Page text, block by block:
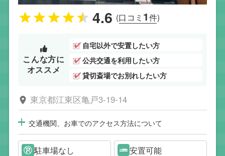
4.6 (口コミ 1件)
こんな方に
オススメ
自宅以外で安置したい方
公共交通を利用したい方
貸切斎場でお別れしたい方
東京都江東区亀戸3-19-14
交通機関、お車でのアクセス方法について
駐車場なし
安置可能